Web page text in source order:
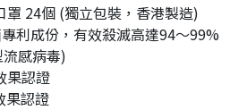
罩 24個 (獨立包裝，香港製造)
利成份，有效殺滅高達94～99%
感病毒)
果認證
果認證